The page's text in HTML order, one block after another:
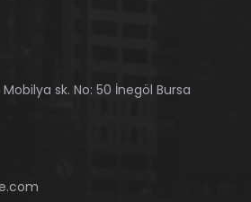
sk. No: 50 İnegöl Bursa